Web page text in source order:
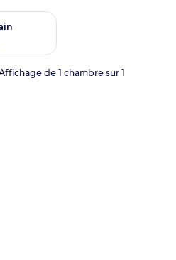
week-end prochain août 14 -
de 1 chambre sur 1